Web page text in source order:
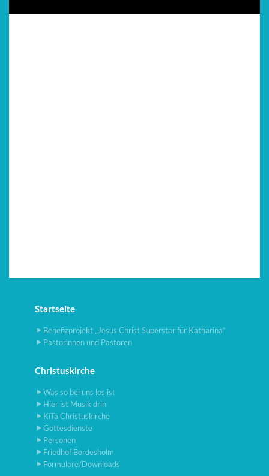
Startseite
Benefizprojekt „Jesus Christ Superstar für Katharina“
Pastorinnen und Pastoren
Christuskirche
Was so bei uns los ist
Hier ist Musik drin
KiTa Christuskirche
Gottesdienste
Personen
Friedhof Bordesholm
Formulare/Downloads